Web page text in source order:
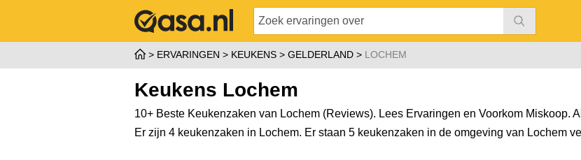
ERVARINGEN KEUKENS GELDERLAND LOCHEM
Keukens Lochem
10+ Beste Keukenzaken van Lochem (Reviews). Lees Ervaringen en Voorkom Miskoop.
Er zijn 4 keukenzaken in Lochem. Er staan 5 keukenzaken in de omgeving van Lochem